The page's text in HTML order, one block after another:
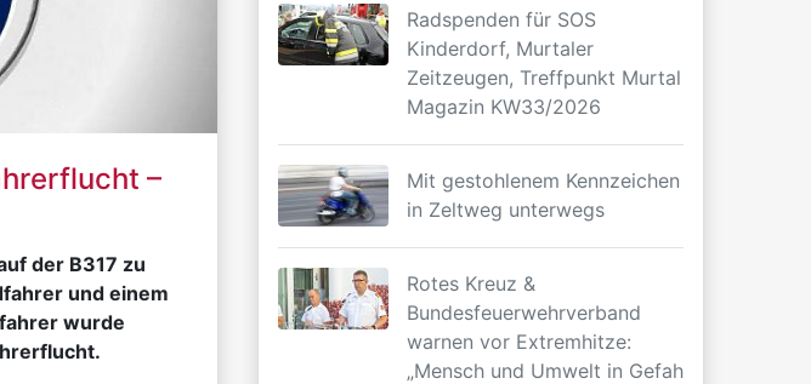
–
der B317 zu
und einem
wurde
Radspenden für SOS
Kinderdorf, Murtaler
Zeitzeugen, Treffpunkt Murtal
Magazin KW33/2026
Mit gestohlenem Kennzeichen
in Zeltweg unterwegs
Rotes Kreuz &
Bundesfeuerwehrverband
warnen vor Extremhitze:
„Mensch und Umwelt in Gefahr